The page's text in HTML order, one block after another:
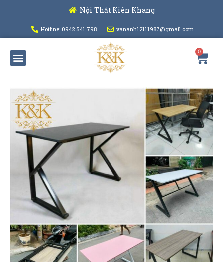
Nội Thất Kiên Khang
Hotline: 0942.541.798 vananh12111987@gmail.com